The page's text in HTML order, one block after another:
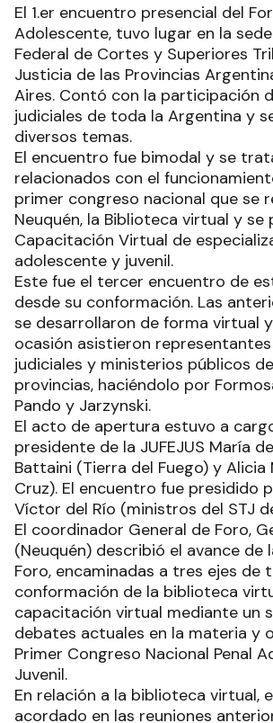
El 1.er encuentro presencial del
Adolescente, tuvo lugar en la
Federal de Cortes y Superiores
Justicia de las Provincias
Aires. Contó con la participación
judiciales de toda la Argentina y
diversos temas.
El encuentro fue bimodal y se
relacionados con el
primer congreso nacional que se
Neuquén, la Biblioteca virtual y se
Capacitación Virtual de
adolescente y juvenil.
Este fue el tercer encuentro de
desde su conformación. Las
se desarrollaron de forma virtual
ocasión asistieron
judiciales y ministerios públicos
provincias, haciéndolo por
Pando y Jarzynski.
El acto de apertura estuvo a
presidente de la JUFEJUS María
Battaini (Tierra del Fuego) y Alicia
Cruz). El encuentro fue presidido
Víctor del Río (ministros del STJ
El coordinador General de Foro,
(Neuquén) describió el avance de
Foro, encaminadas a tres ejes de
conformación de la biblioteca
capacitación virtual mediante un
debates actuales en la materia y
Primer Congreso Nacional Penal
Juvenil.
En relación a la biblioteca virtual,
acordado en las reuniones